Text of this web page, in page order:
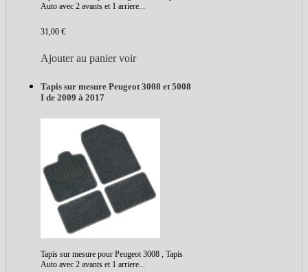
Auto avec 2 avants et 1 arriere...
31,00 €
Ajouter au panier voir
Tapis sur mesure Peugeot 3008 et 5008
I de 2009 à 2017
Tapis sur mesure pour Peugeot 3008 , Tapis
Auto avec 2 avants et 1 arriere...